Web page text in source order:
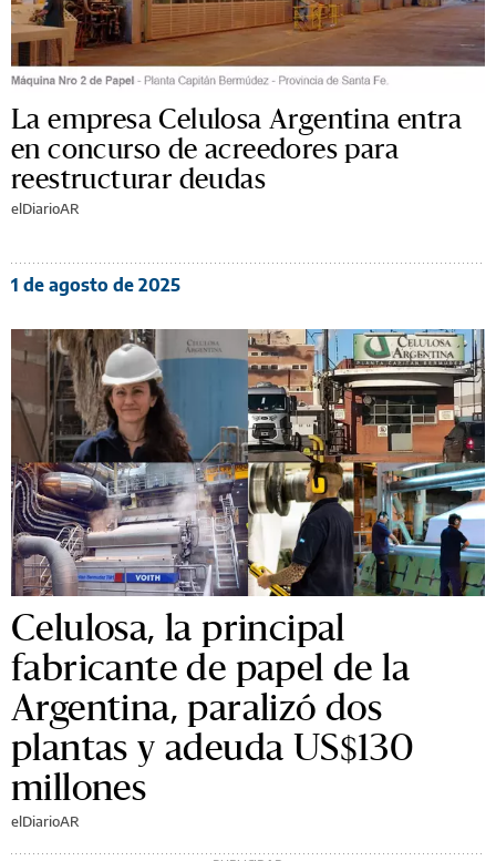
La empresa Celulosa Argentina entra
en concurso de acreedores para
reestructurar deudas
elDiarioAR
1 de agosto de 2025
Celulosa, la principal
fabricante de papel de la
Argentina, paralizó dos
plantas y adeuda US$130
millones
elDiarioAR